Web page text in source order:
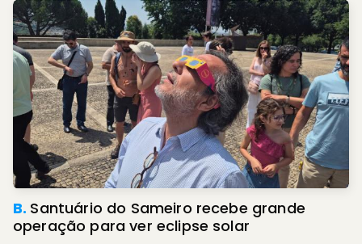
B. Santuário do Sameiro recebe grande
operação para ver eclipse solar